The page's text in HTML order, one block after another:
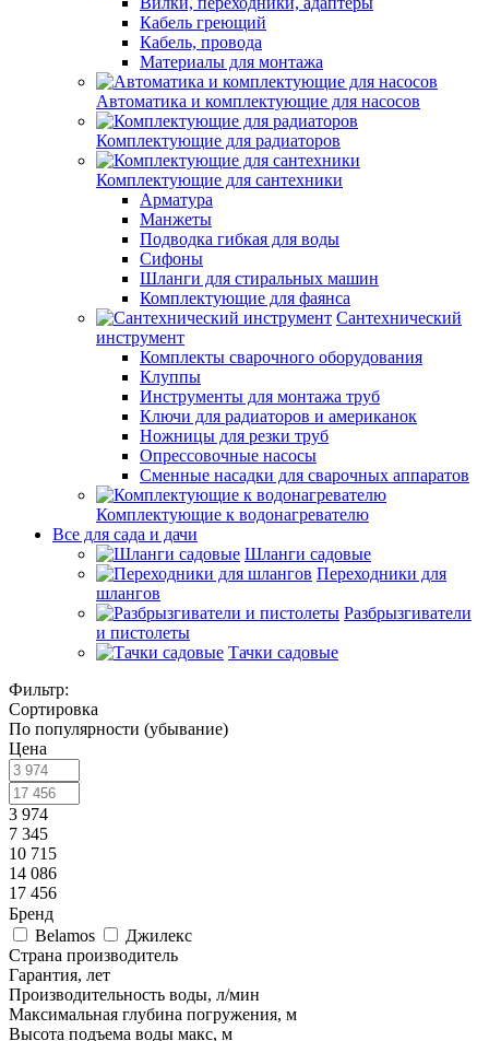
Кабель греющий
Кабель, провода
Материалы для монтажа
Автоматика и комплектующие для насосов
Комплектующие для радиаторов
Комплектующие для сантехники
Арматура
Манжеты
Подводка гибкая для воды
Сифоны
Шланги для стиральных машин
Комплектующие для фаянса
Сантехнический
инструмент
Комплекты сварочного оборудования
Клуппы
Инструменты для монтажа труб
Ключи для радиаторов и американок
Ножницы для резки труб
Опрессовочные насосы
Сменные насадки для сварочных аппаратов
Комплектующие к водонагревателю
Все для сада и дачи
Шланги садовые
Переходники для
шлангов
Разбрызгиватели
и пистолеты
Тачки садовые
Фильтр:
Сортировка
По популярности (убывание)
Цена
3 974
7 345
10 715
14 086
17 456
Бренд
Belamos
Джилекс
Страна производитель
Гарантия, лет
Производительность воды, л/мин
Максимальная глубина погружения, м
Высота подъема воды макс, м